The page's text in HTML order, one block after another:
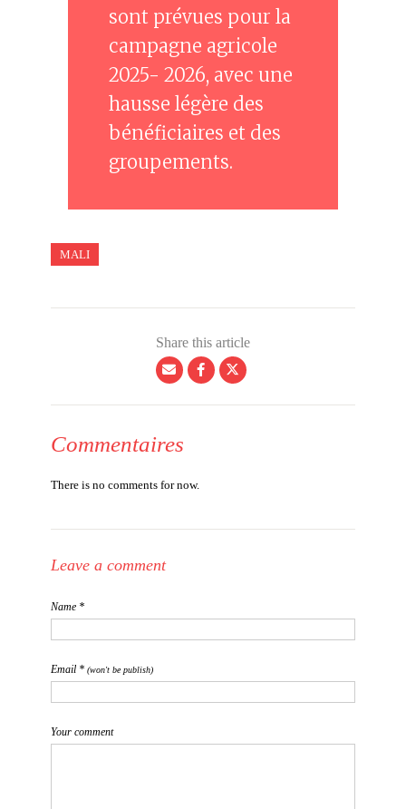
sont prévues pour la
campagne agricole
2025- 2026, avec une
hausse légère des
bénéficiaires et des
groupements.
MALI
Share this article
Commentaires
There is no comments for now.
Leave a comment
Name *
Email * (won't be publish)
Your comment